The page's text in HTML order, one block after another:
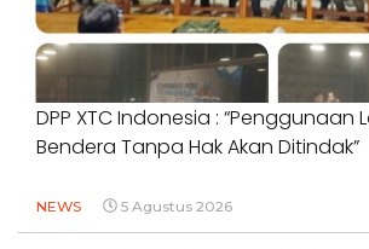
DPP XTC Indonesia : “Penggunaan
Bendera Tanpa Hak Akan Ditindak”
NEWS 5 Agustus 2026